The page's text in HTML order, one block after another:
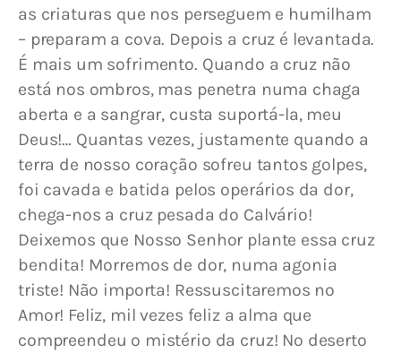
as criaturas que nos perseguem e humilham
– preparam a cova. Depois a cruz é levantada.
É mais um sofrimento. Quando a cruz não
está nos ombros, mas penetra numa chaga
aberta e a sangrar, custa suportá-la, meu
Deus!… Quantas vezes, justamente quando a
terra de nosso coração sofreu tantos golpes,
foi cavada e batida pelos operários da dor,
chega-nos a cruz pesada do Calvário!
Deixemos que Nosso Senhor plante essa cruz
bendita! Morremos de dor, numa agonia
triste! Não importa! Ressuscitaremos no
Amor! Feliz, mil vezes feliz a alma que
compreendeu o mistério da cruz! No deserto